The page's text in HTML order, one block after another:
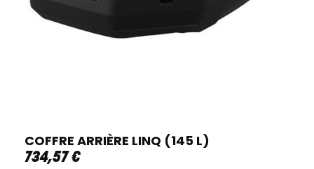
COFFRE ARRIÈRE LINQ (145 L)
734,57€